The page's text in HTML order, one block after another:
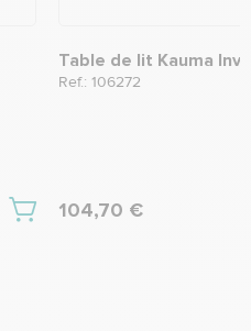
Table de lit Kauma
Ref.: 106272
104,70 €